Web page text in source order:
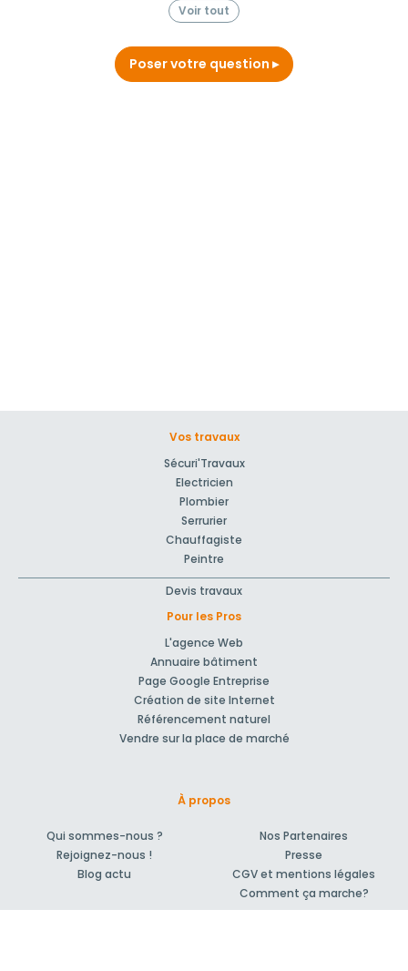
Voir tout
Poser votre question
Vos travaux
Sécuri'Travaux
Electricien
Plombier
Serrurier
Chauffagiste
Peintre
Devis travaux
Pour les Pros
L'agence Web
Annuaire bâtiment
Page Google Entreprise
Création de site Internet
Référencement naturel
Vendre sur la place de marché
À propos
Qui sommes-nous ?
Rejoignez-nous !
Blog actu
Nos Partenaires
Presse
CGV et mentions légales
Comment ça marche?